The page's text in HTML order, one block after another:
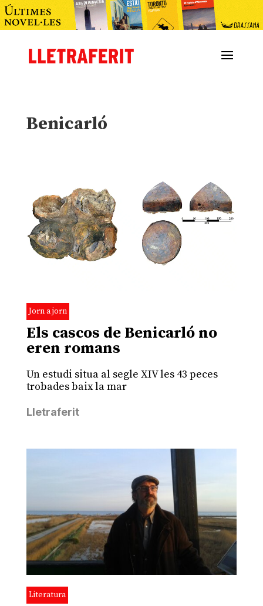
Benicarló
Jorn a jorn
Els cascos de Benicarló no
eren romans
Un estudi situa al segle XIV les 43 peces
trobades baix la mar
Lletraferit
Literatura